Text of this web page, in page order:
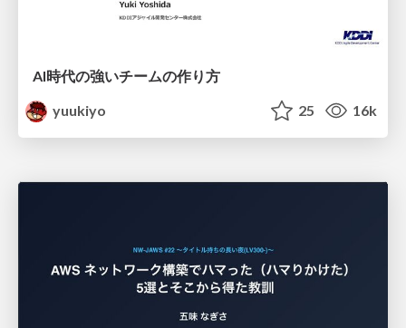
AI時代の強いチームの作り方
yuukiyo
25 16k